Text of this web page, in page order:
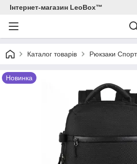
Інтернет-магазин LeoBox™
Каталог товарів Рюкзаки
Новинка